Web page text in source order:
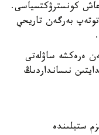
كونسترۋكتسياسى.
بەرگەن تاريحي
ەرەكشە ساۋلەتى
نىسانداردىڭ
ستيلىندە